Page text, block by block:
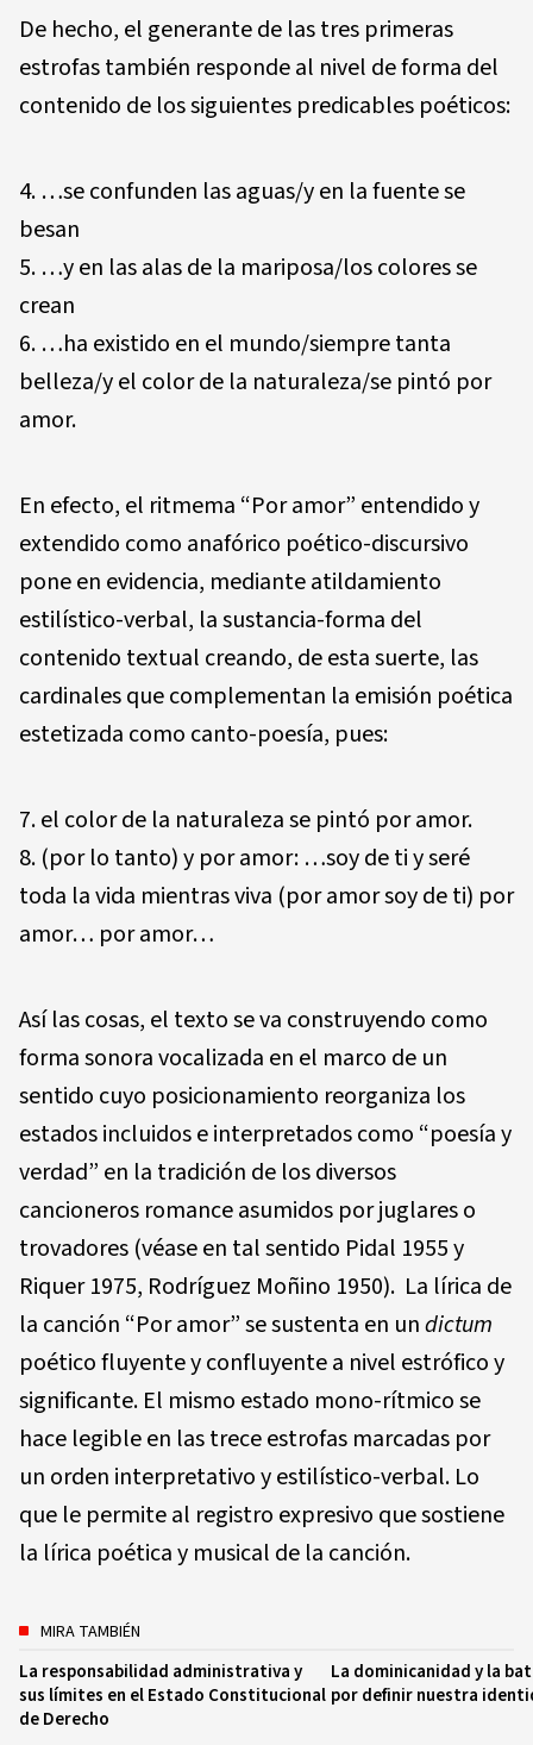
De hecho, el generante de las tres primeras
estrofas también responde al nivel de forma del
contenido de los siguientes predicables poéticos:
…se confunden las aguas/y en la fuente se
besan
…y en las alas de la mariposa/los colores se
crean
…ha existido en el mundo/siempre tanta
belleza/y el color de la naturaleza/se pintó por
amor.
En efecto, el ritmema “Por amor” entendido y
extendido como anafórico poético-discursivo
pone en evidencia, mediante atildamiento
estilístico-verbal, la sustancia-forma del
contenido textual creando, de esta suerte, las
cardinales que complementan la emisión poética
estetizada como canto-poesía, pues:
el color de la naturaleza se pintó por amor.
(por lo tanto) y por amor: …soy de ti y seré
toda la vida mientras viva (por amor soy de ti) por
amor… por amor…
Así las cosas, el texto se va construyendo como
forma sonora vocalizada en el marco de un
sentido cuyo posicionamiento reorganiza los
estados incluidos e interpretados como “poesía y
verdad” en la tradición de los diversos
cancioneros romance asumidos por juglares o
trovadores (véase en tal sentido Pidal 1955 y
Riquer 1975, Rodríguez Moñino 1950). La lírica de
la canción “Por amor” se sustenta en undictum
poético fluyente y confluyente a nivel estrófico y
significante. El mismo estado mono-rítmico se
hace legible en las trece estrofas marcadas por
un orden interpretativo y estilístico-verbal. Lo
que le permite al registro expresivo que sostiene
la lírica poética y musical de la canción.
MIRA TAMBIÉN
La responsabilidad administrativa y
sus límites en el Estado Constitucional
de Derecho
La dominicanidad y la
por definir nuestra